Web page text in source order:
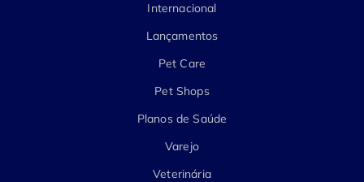
Internacional
Lançamentos
Pet Care
Pet Shops
Planos de Saúde
Varejo
Veterinária